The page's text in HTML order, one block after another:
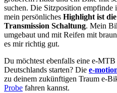
suchen. Die Sitzposition empfinde
mein persönliches Highlight ist
Transmission Schaltung. Mein
umgebaut und mit Reifen mit
es mir richtig gut.
Du möchtest ebenfalls eine e-
Deutschlands starten? Die e-
zu deinem zukünftigen Traum e-
Probe fahren kannst.